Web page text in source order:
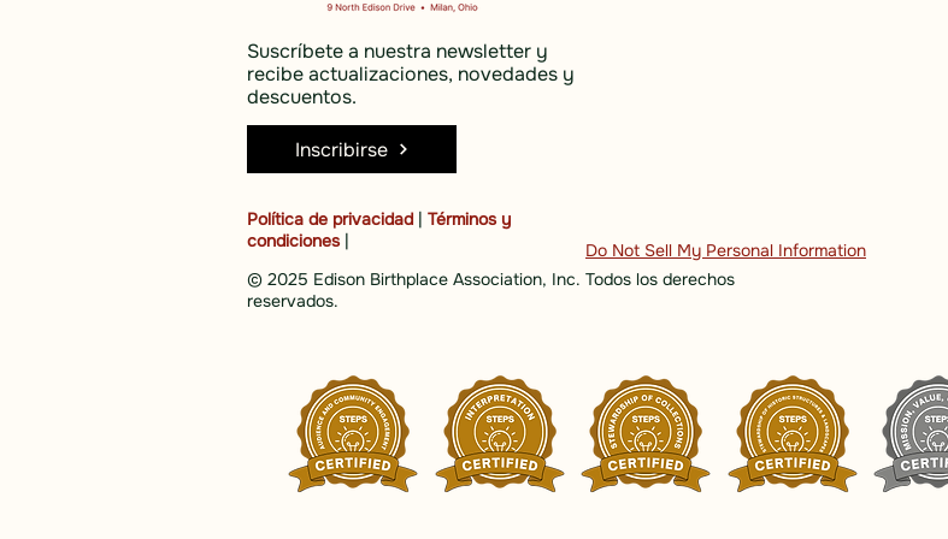
Do Not Sell My Personal Information
Suscríbete a nuestra newsletter y
recibe actualizaciones, novedades y
descuentos.
Inscribirse
Política de privacidad | Términos y
condiciones |
© 2025 Edison Birthplace Association, Inc. Todos los derechos
reservados.